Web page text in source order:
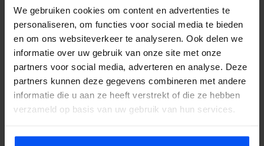
We gebruiken cookies om content en advertenties te
personaliseren, om functies voor social media te bieden
en om ons websiteverkeer te analyseren. Ook delen we
informatie over uw gebruik van onze site met onze
partners voor social media, adverteren en analyse. Deze
partners kunnen deze gegevens combineren met andere
informatie die u aan ze heeft verstrekt of die ze hebben
verzameld op basis van uw gebruik van hun services.
Hoe werkt een e-chopper?
Moet je een rijbewijs hebben om een e-
chopper te huren?
Hoe ver kan ik rijden met een e-
chopper?